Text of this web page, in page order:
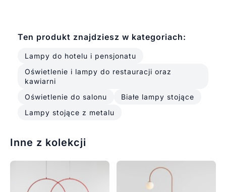
Ten produkt znajdziesz w kategoriach:
Lampy do hotelu i pensjonatu
Oświetlenie i lampy do restauracji oraz
kawiarni
Oświetlenie do salonu
Białe lampy stojące
Lampy stojące z metalu
Inne z kolekcji